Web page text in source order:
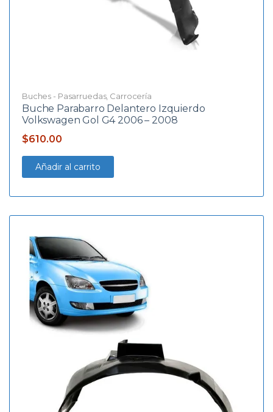
Buches - Pasarruedas, Carrocería
Buche Parabarro Delantero Izquierdo
Volkswagen Gol G4 2006 – 2008
$610.00
Añadir al carrito